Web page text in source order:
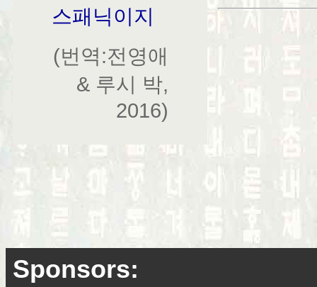
스패닉이지
(번역:전영애
& 루시 박,
2016)
Sponsors: